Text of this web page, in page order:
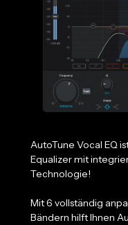
AutoTune Vocal EQ
Equalizer mit
Technologie!
Mit 6 vollständig
Bändern hilft Ihnen